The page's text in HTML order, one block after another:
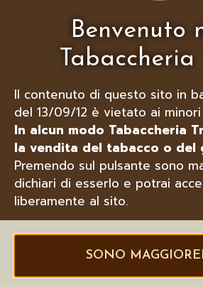
LUBINSKI HUMIDOR PER
Benvenuto
Tabaccheria
Il contenuto di questo sito in
del 13/09/12 è vietato ai minori
In alcun modo Tabaccheria
la vendita del tabacco o del
Premendo sul pulsante sono
dichiari di esserlo e potrai
liberamente al sito.
SONO